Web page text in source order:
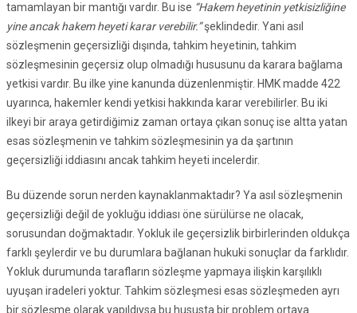
tamamlayan bir mantığı vardır. Bu ise “Hakem heyetinin yetkisizliğine
yine ancak hakem heyeti karar verebilir.”şeklindedir. Yani asıl
sözleşmenin geçersizliği dışında, tahkim heyetinin, tahkim
sözleşmesinin geçersiz olup olmadığı hususunu da karara bağlama
yetkisi vardır. Bu ilke yine kanunda düzenlenmiştir. HMK madde 422
uyarınca, hakemler kendi yetkisi hakkında karar verebilirler. Bu iki
ilkeyi bir araya getirdiğimiz zaman ortaya çıkan sonuç ise altta yatan
esas sözleşmenin ve tahkim sözleşmesinin ya da şartının
geçersizliği iddiasını ancak tahkim heyeti incelerdir.
Bu düzende sorun nerden kaynaklanmaktadır? Ya asıl sözleşmenin
geçersizliği değil de yokluğu iddiası öne sürülürse ne olacak,
sorusundan doğmaktadır. Yokluk ile geçersizlik birbirlerinden oldukça
farklı şeylerdir ve bu durumlara bağlanan hukuki sonuçlar da farklıdır.
Yokluk durumunda tarafların sözleşme yapmaya ilişkin karşılıklı
uyuşan iradeleri yoktur. Tahkim sözleşmesi esas sözleşmeden ayrı
bir sözleşme olarak yapıldıysa bu hususta bir problem ortaya